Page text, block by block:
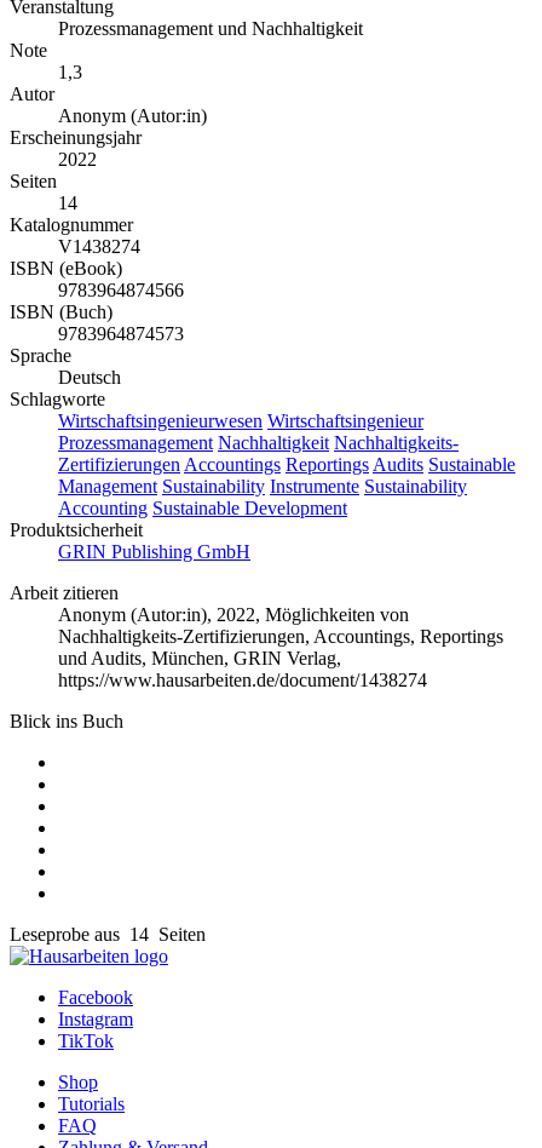
Veranstaltung
Prozessmanagement und Nachhaltigkeit
Note
1,3
Autor
Anonym (Autor:in)
Erscheinungsjahr
2022
Seiten
14
Katalognummer
V1438274
ISBN (eBook)
9783964874566
ISBN (Buch)
9783964874573
Sprache
Deutsch
Schlagworte
Wirtschaftsingenieurwesen Wirtschaftsingenieur
Prozessmanagement Nachhaltigkeit Nachhaltigkeits-
Zertifizierungen Accountings Reportings Audits Sustainable
Management Sustainability Instrumente Sustainability
Accounting Sustainable Development
Produktsicherheit
GRIN Publishing GmbH
Arbeit zitieren
Anonym (Autor:in), 2022, Möglichkeiten von
Nachhaltigkeits-Zertifizierungen, Accountings, Reportings
und Audits, München, GRIN Verlag,
https://www.hausarbeiten.de/document/1438274
Blick ins Buch
Leseprobe aus 14 Seiten
Facebook
Instagram
TikTok
Shop
Tutorials
FAQ